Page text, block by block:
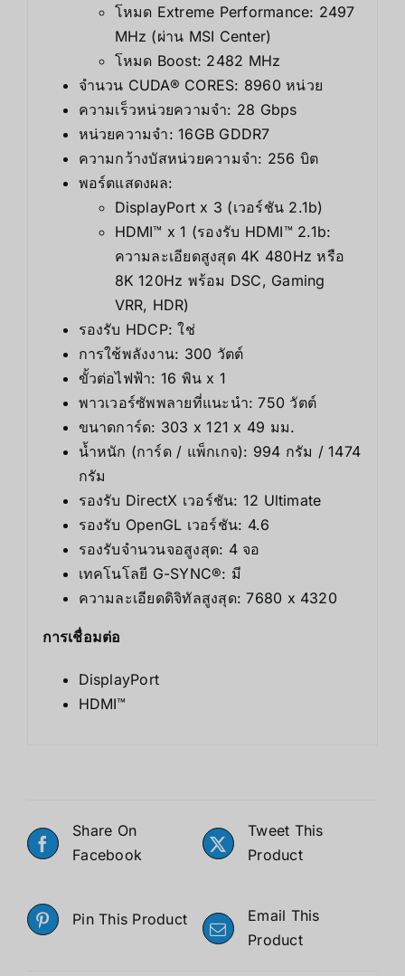
โหมด Extreme Performance: 2497
MHz (ผ่าน MSI Center)
โหมด Boost: 2482 MHz
จำนวน CUDA® CORES: 8960 หน่วย
ความเร็วหน่วยความจำ: 28 Gbps
หน่วยความจำ: 16GB GDDR7
ความกว้างบัสหน่วยความจำ: 256 บิต
พอร์ตแสดงผล:
DisplayPort x 3 (เวอร์ชัน 2.1b)
HDMI™ x 1 (รองรับ HDMI™ 2.1b:
ความละเอียดสูงสุด 4K 480Hz หรือ
8K 120Hz พร้อม DSC, Gaming
VRR, HDR)
รองรับ HDCP: ใช่
การใช้พลังงาน: 300 วัตต์
ขั้วต่อไฟฟ้า: 16 พิน x 1
พาวเวอร์ซัพพลายที่แนะนำ: 750 วัตต์
ขนาดการ์ด: 303 x 121 x 49 มม.
น้ำหนัก (การ์ด / แพ็กเกจ): 994 กรัม / 1474
กรัม
รองรับ DirectX เวอร์ชัน: 12 Ultimate
รองรับ OpenGL เวอร์ชัน: 4.6
รองรับจำนวนจอสูงสุด: 4 จอ
เทคโนโลยี G-SYNC®: มี
ความละเอียดดิจิทัลสูงสุด: 7680 x 4320
การเชื่อมต่อ
DisplayPort
HDMI™
Share On
Facebook
Tweet This
Product
Pin This Product
Email This
Product